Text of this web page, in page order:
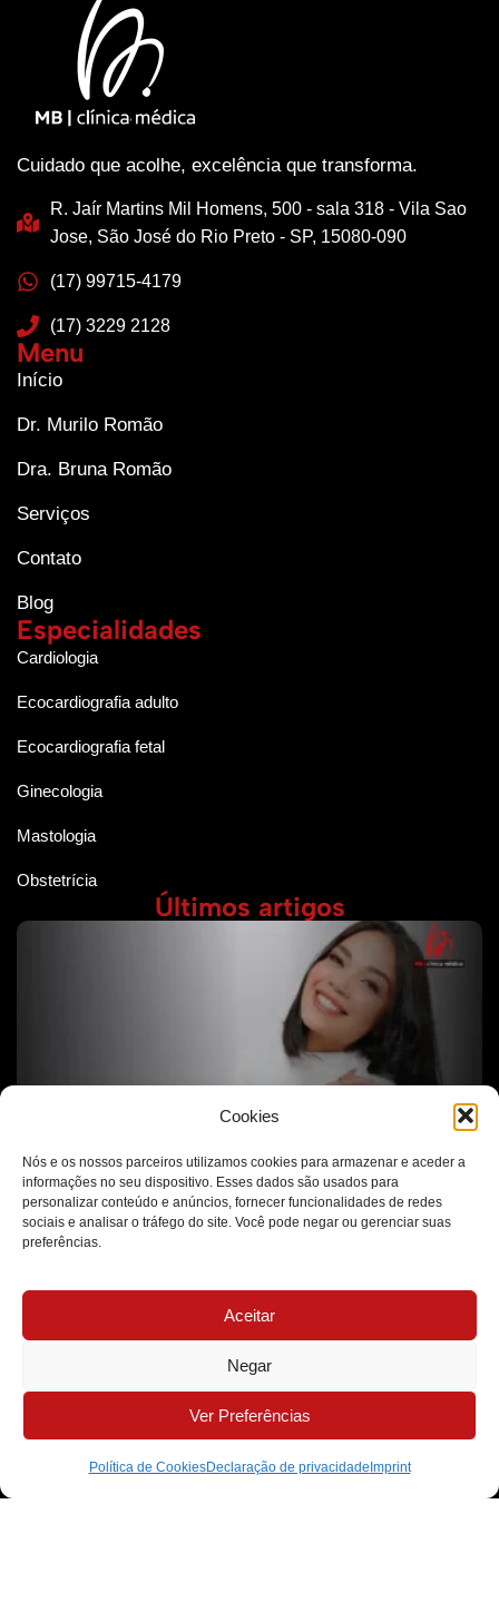
Cookies
Nós e os nossos parceiros utilizamos cookies para armazenar e aceder a
informações no seu dispositivo. Esses dados são usados para
personalizar conteúdo e anúncios, fornecer funcionalidades de redes
sociais e analisar o tráfego do site. Você pode negar ou gerenciar suas
preferências.
Aceitar
Negar
Ver Preferências
Política de CookiesDeclaração de privacidade Imprint
Cuidado que acolhe, excelência que transforma.
R. Jaír Martins Mil Homens, 500 - sala 318 - Vila Sao
Jose, São José do Rio Preto - SP, 15080-090
(17) 99715-4179
(17) 3229 2128
Menu
Início
Dr. Murilo Romão
Dra. Bruna Romão
Serviços
Contato
Blog
Especialidades
Cardiologia
Ecocardiografia adulto
Ecocardiografia fetal
Ginecologia
Mastologia
Obstetrícia
Últimos artigos
O Autocuidado Vai Muito Além da Estética